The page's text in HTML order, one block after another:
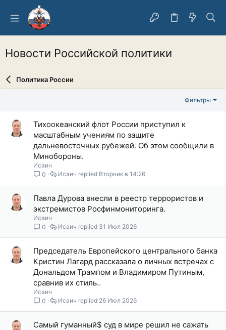
Новости Российской политики
Политика России
Фильтры
Тихоокеанский флот России приступил к
масштабным учениям по защите
дальневосточных рубежей. Об этом сообщили в
Минобороны.
Исаич
0
Вторник в 14:26
Исаич
Павла Дурова внесли в реестр террористов и
экстремистов Росфинмониторинга.
Исаич
0
31 Июл 2026
Исаич
Председатель Европейского центрального банка
Кристин Лагард рассказала о личных встречах с
Дональдом Трампом и Владимиром Путиным,
сравнив их стиль..
Исаич
0
26 Июл 2026
Исаич
Самый гуманный$ суд в мире решил не сажать